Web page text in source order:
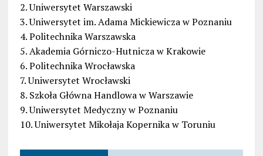
2. Uniwersytet Warszawski
3. Uniwersytet im. Adama Mickiewicza w Poznaniu
4. Politechnika Warszawska
5. Akademia Górniczo-Hutnicza w Krakowie
6. Politechnika Wrocławska
7. Uniwersytet Wrocławski
8. Szkoła Główna Handlowa w Warszawie
9. Uniwersytet Medyczny w Poznaniu
10. Uniwersytet Mikołaja Kopernika w Toruniu